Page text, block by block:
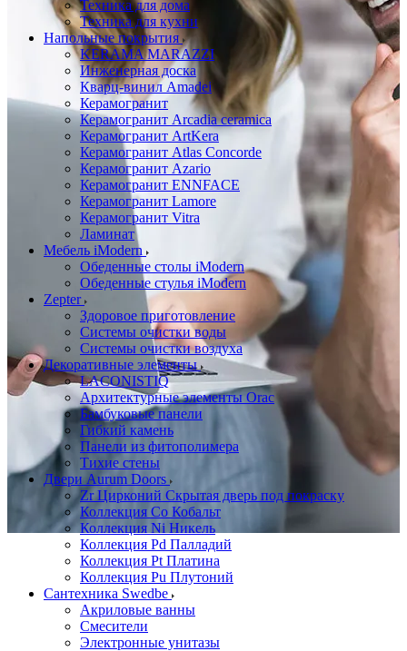
Техника для дома
Техника для кухни
Напольные покрытия
KERAMA MARAZZI
Инженерная доска
Кварц-винил Amadei
Керамогранит
Керамогранит Arcadia ceramica
Керамогранит ArtKera
Керамогранит Atlas Concorde
Керамогранит Azario
Керамогранит ENNFACE
Керамогранит Lamore
Керамогранит Vitra
Ламинат
Мебель iModern
Обеденные столы iModern
Обеденные стулья iModern
Zepter
Здоровое приготовление
Системы очистки воды
Системы очистки воздуха
Декоративные элементы
LACONISTIQ
Архитектурные элементы Orac
Бамбуковые панели
Гибкий камень
Панели из фитополимера
Тихие стены
Двери Aurum Doors
Zr Цирконий Скрытая дверь под покраску
Коллекция Co Кобальт
Коллекция Ni Никель
Коллекция Pd Палладий
Коллекция Pt Платина
Коллекция Pu Плутоний
Сантехника Swedbe
Акриловые ванны
Смесители
Электронные унитазы